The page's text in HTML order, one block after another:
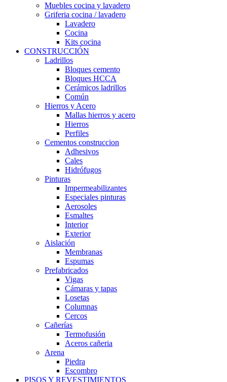
Muebles cocina y lavadero
Griferia cocina / lavadero
Lavadero
Cocina
Kits cocina
CONSTRUCCIÓN
Ladrillos
Bloques cemento
Bloques HCCA
Cerámicos ladrillos
Común
Hierros y Acero
Mallas hierros y acero
Hierros
Perfiles
Cementos construccion
Adhesivos
Cales
Hidrófugos
Pinturas
Impermeabilizantes
Especiales pinturas
Aerosoles
Esmaltes
Interior
Exterior
Aislación
Membranas
Espumas
Prefabricados
Vigas
Cámaras y tapas
Losetas
Columnas
Cercos
Cañerías
Termofusión
Aceros cañeria
Arena
Piedra
Escombro
PISOS Y REVESTIMIENTOS